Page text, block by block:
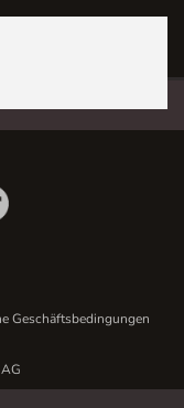
Geschäftsbedingungen